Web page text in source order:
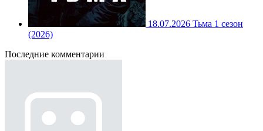
18.07.2026 Тьма 1 сезон
(2026)
Последние комментарии